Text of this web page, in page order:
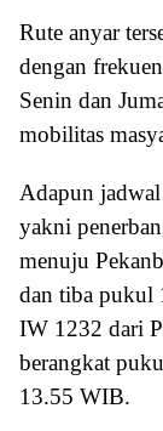
Rute anyar
dengan
Senin dan
mobilitas
Adapun jadwal
yakni
menuju
dan tiba pukul
IW 1232 dari
berangkat
13.55 WIB.